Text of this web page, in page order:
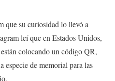
que su curiosidad lo llevó a
leí que en Estados Unidos,
colocando un código QR,
especie de memorial para las